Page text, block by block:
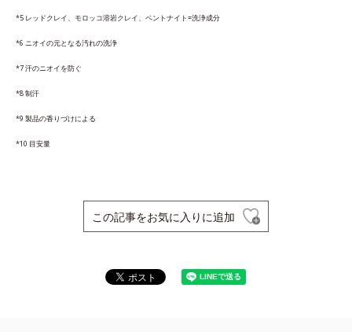
*5 レッドクレイ、モロッコ溶岩クレイ、ベントナイト=洗浄成分
*6 ニオイの元となる汚れの洗浄
*7 汗のニオイを防ぐ
*8 制汗
*9 製品の香りづけによる
*10 目安量
この記事をお気に入りに追加